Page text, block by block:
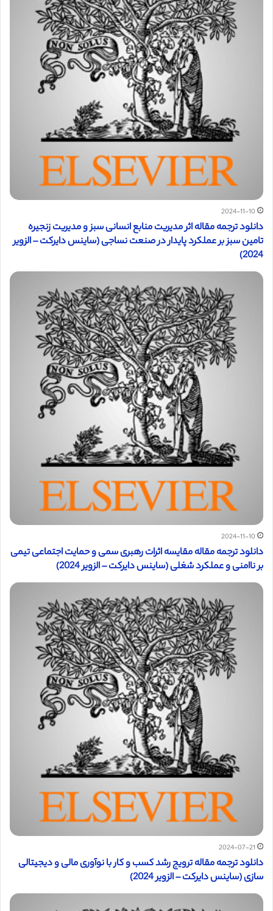
2024-11-10
دانلود ترجمه مقاله اثر مدیریت منابع انسانی سبز و مدیریت زنجیره
تامین سبز بر عملکرد پایدار در صنعت نساجی (ساینس دایرکت – الزویر
2024)
2024-11-10
دانلود ترجمه مقاله مقایسه اثرات رهبری سمی و حمایت اجتماعی تیمی
بر ناامنی و عملکرد شغلی (ساینس دایرکت – الزویر 2024)
2024-07-21
دانلود ترجمه مقاله ترویج رشد کسب و کار با نوآوری مالی و دیجیتالی
سازی (ساینس دایرکت – الزویر 2024)